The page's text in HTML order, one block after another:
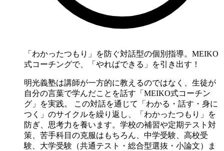
「わかったつもり」を防ぐ対話型の個別指導。MEIKO
式コーチングで、「やればできる」を引き出す！
明光義塾は講師が一方的に教えるのではなく、生徒が
自分の言葉で学んだことを話す「MEIKO式コーチン
グ」を実践。 この対話を通じて「わかる・話す・身に
つく」のサイクルを繰り返し、「わかったつもり」を
防ぎ、思考力を養います。学校の補習や定期テスト対
策、苦手科目の克服はもちろん、中学受験、高校受
験、大学受験（共通テスト・総合型選抜・小論文）ま